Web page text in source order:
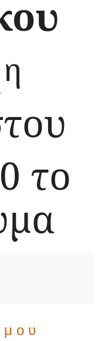
η
το
μ ο υ